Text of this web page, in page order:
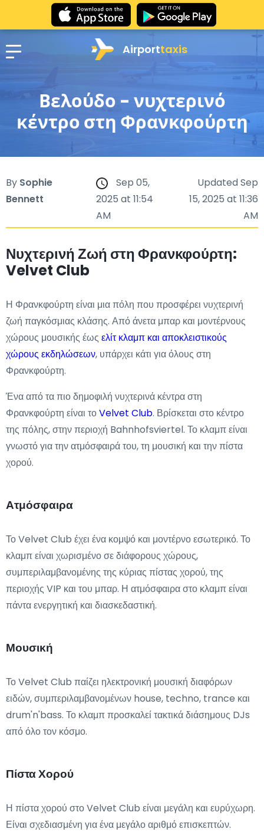
Airporttaxis
Βελούδο - νυχτερινό
κέντρο στη Φρανκφούρτη
By Sophie
Bennett
Sep 05,
2025 at 11:54
AM
Updated Sep
15, 2025 at 11:36
AM
Νυχτερινή Ζωή στη Φρανκφούρτη:
Velvet Club
Η Φρανκφούρτη είναι μια πόλη που προσφέρει νυχτερινή
ζωή παγκόσμιας κλάσης. Από άνετα μπαρ και μοντέρνους
χώρους μουσικής έως ελίτ κλαμπ και αποκλειστικούς
χώρους εκδηλώσεων, υπάρχει κάτι για όλους στη
Φρανκφούρτη.
Ένα από τα πιο δημοφιλή νυχτερινά κέντρα στη
Φρανκφούρτη είναι τοVelvet Club. Βρίσκεται στο κέντρο
της πόλης, στην περιοχή Bahnhofsviertel. Το κλαμπ είναι
γνωστό για την ατμόσφαιρά του, τη μουσική και την πίστα
χορού.
Ατμόσφαιρα
Το Velvet Club έχει ένα κομψό και μοντέρνο εσωτερικό. Το
κλαμπ είναι χωρισμένο σε διάφορους χώρους,
συμπεριλαμβανομένης της κύριας πίστας χορού, της
περιοχής VIP και του μπαρ. Η ατμόσφαιρα στο κλαμπ είναι
πάντα ενεργητική και διασκεδαστική.
Μουσική
Το Velvet Club παίζει ηλεκτρονική μουσική διαφόρων
ειδών, συμπεριλαμβανομένων house, techno, trance και
drum'n'bass. Το κλαμπ προσκαλεί τακτικά διάσημους DJs
από όλο τον κόσμο.
Πίστα Χορού
Η πίστα χορού στο Velvet Club είναι μεγάλη και ευρύχωρη.
Είναι σχεδιασμένη για ένα μεγάλο αριθμό επισκεπτών.